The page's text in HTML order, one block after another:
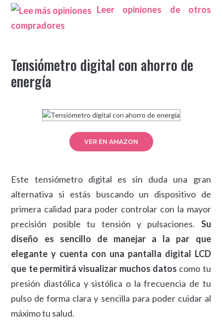
Leer opiniones de otros
compradores
Tensiómetro digital con ahorro de
energía
VER EN AMAZON
Este tensiómetro digital es sin duda una gran
alternativa si estás buscando un dispositivo de
primera calidad para poder controlar con la mayor
precisión posible tu tensión y pulsaciones. Su
diseño es sencillo de manejar a la par que
elegante y cuenta con una pantalla digital LCD
que te permitirá visualizar muchos datos como tu
presión diastólica y sistólica o la frecuencia de tu
pulso de forma clara y sencilla para poder cuidar al
máximo tu salud.